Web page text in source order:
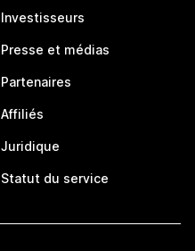
Investisseurs
Presse et médias
Partenaires
Affiliés
Juridique
Statut du service